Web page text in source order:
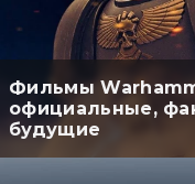
Фильмы
официальные,
будущие